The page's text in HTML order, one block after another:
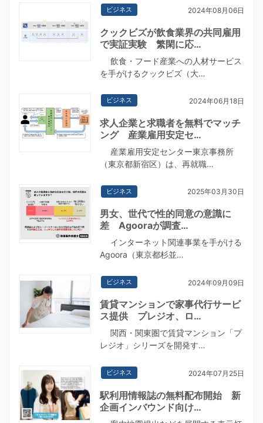
ビジネス 2024年08月06日
クックビズが飲食業界の共同雇用
で実証実験 繁閑に応…
飲食・フード産業への人材サービス
を手がけるクックビズ（大…
ビジネス 2024年06月18日
求人企業と求職者を無料でマッチ
ング 産業雇用安定セ…
産業雇用安定センター東京事務所
（東京都新宿区）は、再就職…
ビジネス 2025年03月30日
男女、世代で性的同意の意識に
差 Agooraが調査…
インターネット関連事業を手がける
Agoora（東京都杉並…
ビジネス 2024年09月09日
賃貸マンションで家事代行サービ
ス提供 プレジオ、ロ…
関西・関東圏で賃貸マンション「プ
レジオ」シリーズを開発す…
ビジネス 2024年07月25日
駅利用情報誌の無料配布開始 新
企画インバウンド向け…